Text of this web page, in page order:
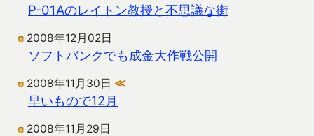
P-01Aのレイトン教授と不思議な街
2008年12月02日
ソフトバンクでも成金大作戦公開
2008年11月30日 ≪
早いもので12月
2008年11月29日